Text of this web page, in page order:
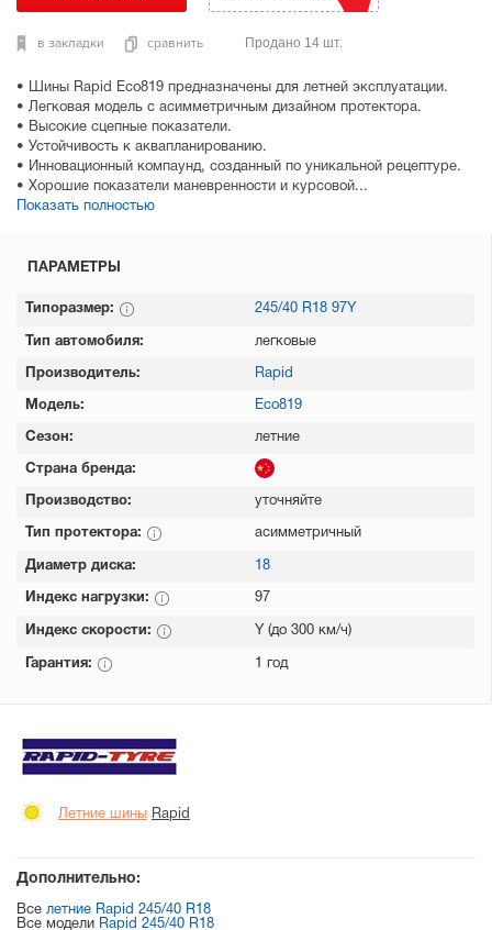
• Шины Rapid Eco819 предназначены для летней эксплуатации.
• Легковая модель с асимметричным дизайном протектора.
• Высокие сцепные показатели.
• Устойчивость к аквапланированию.
• Инновационный компаунд, созданный по уникальной рецептуре.
• Хорошие показатели маневренности и курсовой...
Показать полностью
в закладки сравнить Продано 14 шт.
ПАРАМЕТРЫ
Типоразмер: 245/40 R18 97Y
Тип автомобиля: легковые
Производитель: Rapid
Модель: Eco819
Сезон: летние
Страна бренда:
Производство: уточняйте
Тип протектора: асимметричный
Диаметр диска: 18
Индекс нагрузки: 97
Индекс скорости: Y (до 300 км/ч)
Гарантия: 1 год
Летние шины Rapid
Дополнительно:
Все летние Rapid 245/40 R18
Все модели Rapid 245/40 R18